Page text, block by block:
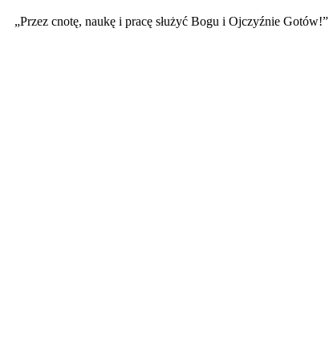
„Przez cnotę, naukę i pracę służyć Bogu i Ojczyźnie Gotów!”